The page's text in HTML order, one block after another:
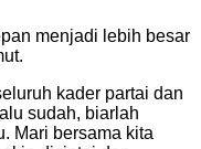
menjadi lebih besar
kader partai dan
sudah, biarlah
Mari bersama kita